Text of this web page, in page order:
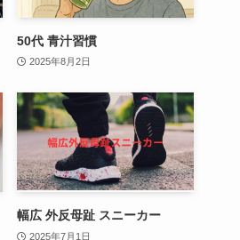
50代 青汁習慣
2025年8月2日
幅広 外反母趾 スニーカー
2025年7月1日